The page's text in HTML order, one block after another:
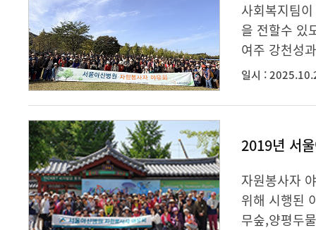
사회복지팀
을 전할수 있
여주 강천성
일시 :
2019년 서
자원봉사자
위해 시행된
무숲,양평두